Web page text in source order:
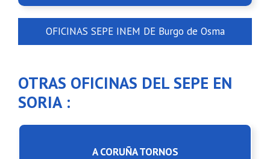
OFICINAS SEPE INEM DE Burgo de Osma
OTRAS OFICINAS DEL SEPE EN
SORIA :
A CORUÑA TORNOS